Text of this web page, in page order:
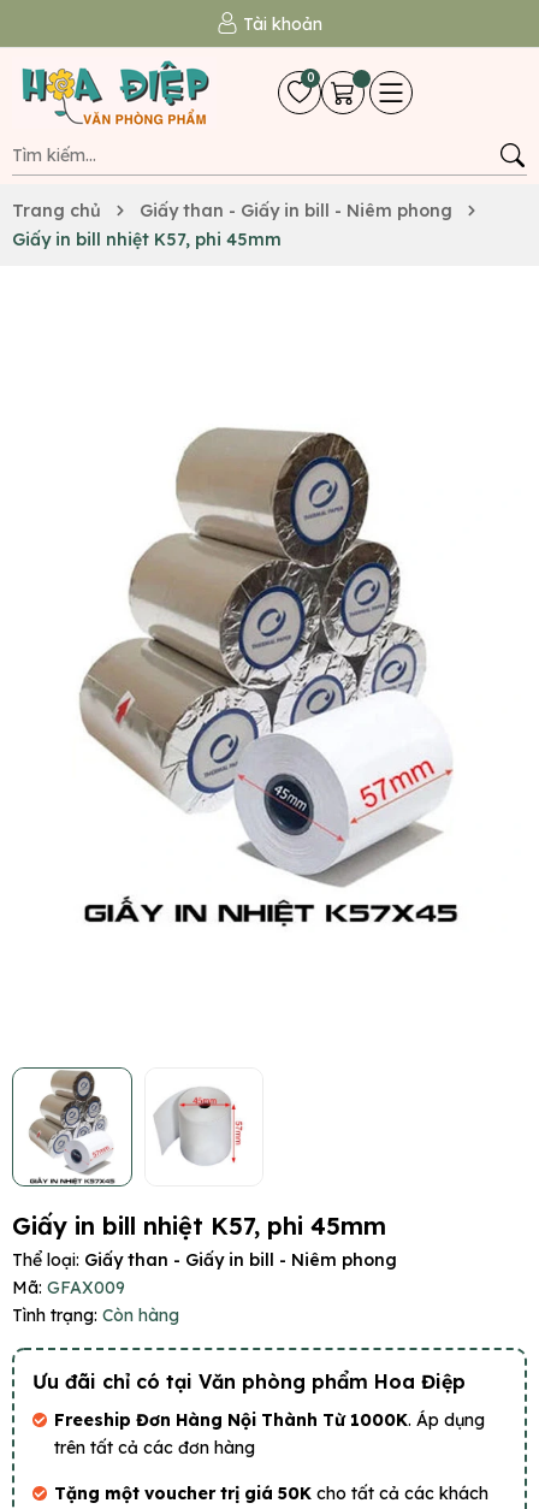
Tài khoản
0
Trang chủ
Giấy than - Giấy in bill - Niêm phong
Giấy in bill nhiệt K57, phi 45mm
Giấy in bill nhiệt K57, phi 45mm
Thể loại: Giấy than - Giấy in bill - Niêm phong
Mã: GFAX009
Tình trạng: Còn hàng
Ưu đãi chỉ có tại Văn phòng phẩm Hoa Điệp
Freeship Đơn Hàng Nội Thành Từ 1000K. Áp dụng
trên tất cả các đơn hàng
Tặng một voucher trị giá 50K cho tất cả các khách